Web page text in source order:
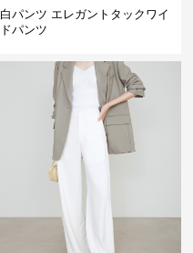
白パンツ エレガントタックワイ
ドパンツ